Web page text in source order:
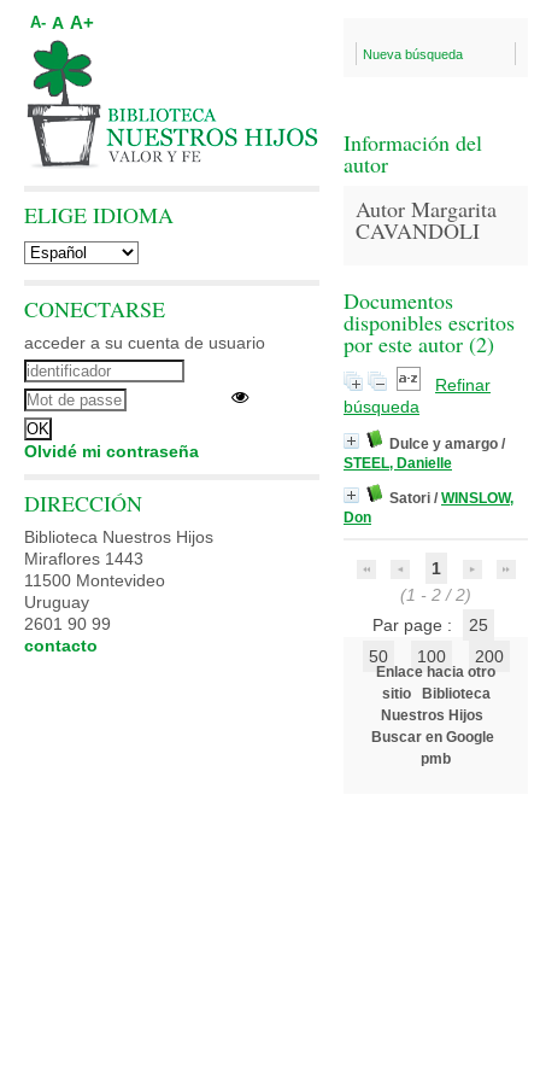
Nueva búsqueda
Información del
autor
Autor Margarita
CAVANDOLI
Documentos
disponibles escritos
por este autor (2)
Refinar
búsqueda
Dulce y amargo /
STEEL, Danielle
Satori / WINSLOW,
Don
1
(1 - 2 / 2)
Par page :
25
50
100 200
Enlace hacia otro
sitio
Biblioteca
Nuestros Hijos
Buscar en Google
pmb
A- A A+
ELIGE IDIOMA
CONECTARSE
acceder a su cuenta de usuario
Olvidé mi contraseña
DIRECCIÓN
Biblioteca Nuestros Hijos
Miraflores 1443
11500 Montevideo
Uruguay
2601 90 99
contacto